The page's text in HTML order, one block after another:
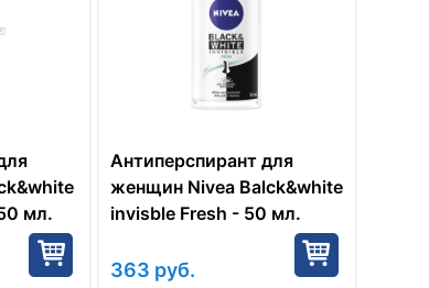
мл.
Антиперспирант для
женщин Nivea Balck&white
invisble Fresh - 50 мл.
363 руб.